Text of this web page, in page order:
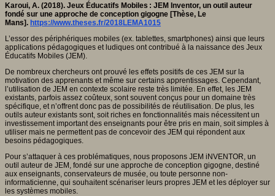
Karoui, A. (2018). Jeux Éducatifs Mobiles : JEM Inventor, un outil auteur
fondé sur une approche de conception gigogne [Thèse, Le
Mans]. https://www.theses.fr/2018LEMA1015
L’essor des périphériques mobiles (ex. tablettes, smartphones) ainsi que leurs
applications pédagogiques et ludiques ont contribué à la naissance des Jeux
Éducatifs Mobiles (JEM).
De nombreux chercheurs ont prouvé les effets positifs de ces JEM sur la
motivation des apprenants et même sur certains apprentissages. Cependant,
l’utilisation de JEM en contexte scolaire reste très limitée. En effet, les JEM
existants, parfois assez coûteux, sont souvent conçus pour un domaine très
spécifique, et n’offrent donc pas de possibilités de réutilisation. De plus, les
outils auteur existants sont, soit riches en fonctionnalités mais nécessitent un
investissement important des enseignants pour être pris en main, soit simples à
utiliser mais ne permettent pas de concevoir des JEM qui répondent aux
besoins pédagogiques.
Pour s’attaquer à ces problématiques, nous proposons JEM iNVENTOR, un
outil auteur de JEM, fondé sur une approche de conception gigogne, destiné
aux enseignants, conservateurs de musée, ou toute personne non-
informaticienne, qui souhaitent scénariser leurs propres JEM et les déployer sur
les systèmes mobiles.